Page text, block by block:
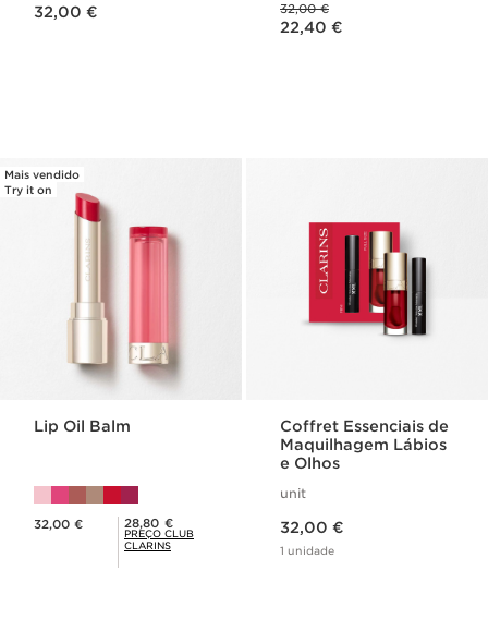
32,00 € 32,00 €
Preço atual 22,40 €
22,40 €
Mais vendido
Try it on
Lip Oil Balm
32,00 € Preço Club Clarins 28,80 €
28,80 €
PREÇO CLUB
CLARINS
Coffret Essenciais de
Maquilhagem Lábios
e Olhos
unit
32,00 €
1 unidade